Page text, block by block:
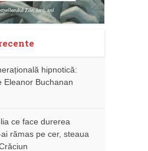
hipnotică:
Eleanor Buchanan
ce face durerea
rămas pe cer, steaua